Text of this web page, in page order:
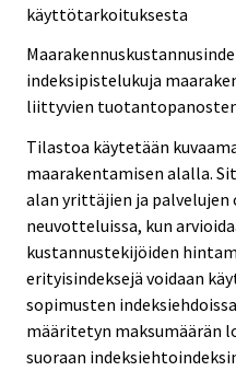
käyttötarkoituksesta
indeksipistelukuja
liittyvien
Tilastoa käytetään
maarakentamisen alalla.
alan yrittäjien ja palvelujen
neuvotteluissa, kun
kustannustekijöiden
erityisindeksejä voidaan
sopimusten
määritetyn maksumäärän
suoraan